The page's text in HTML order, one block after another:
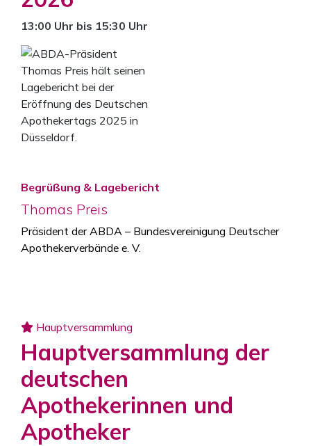
13:00 Uhr bis 15:30 Uhr
Begrüßung & Lagebericht
Thomas Preis
Präsident der ABDA – Bundesvereinigung Deutscher
Apothekerverbände e. V.
Hauptversammlung
Hauptversammlung der
deutschen
Apothekerinnen und
Apotheker